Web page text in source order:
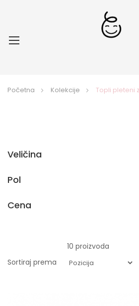
Početna Kolekcije Topli pleteni
Veličina
Pol
Cena
10 proizvoda
Sortiraj prema